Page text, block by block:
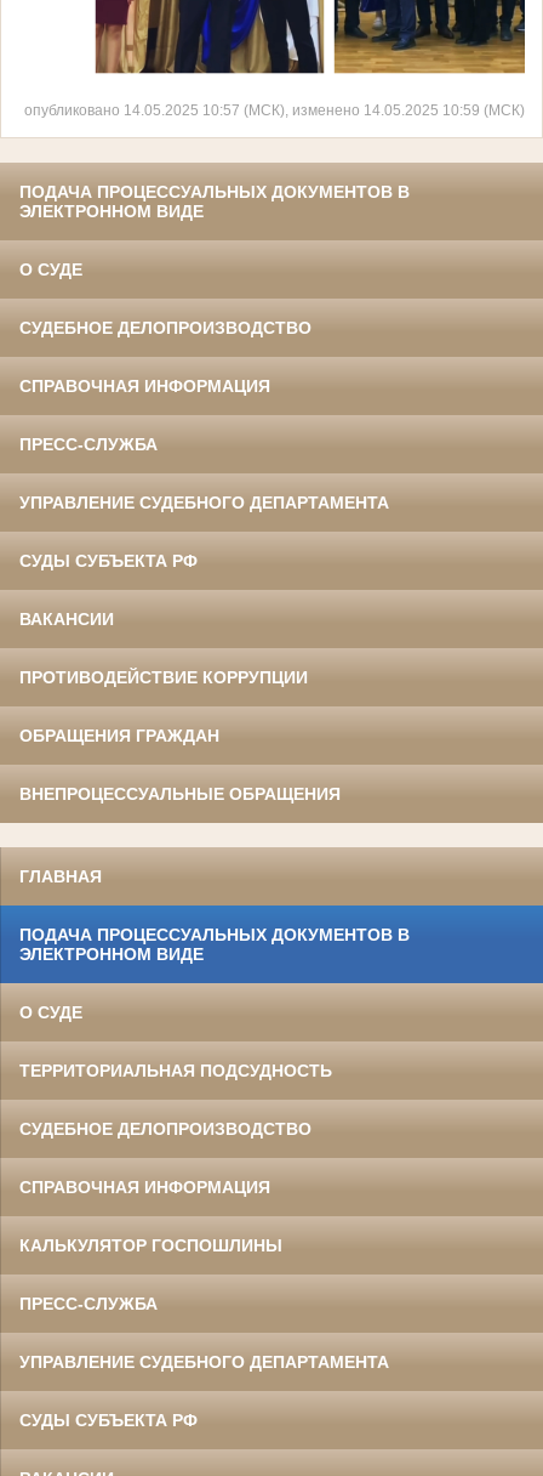
опубликовано 14.05.2025 10:57 (МСК), изменено 14.05.2025 10:59 (МСК)
ПОДАЧА ПРОЦЕССУАЛЬНЫХ ДОКУМЕНТОВ В
ЭЛЕКТРОННОМ ВИДЕ
О СУДЕ
СУДЕБНОЕ ДЕЛОПРОИЗВОДСТВО
СПРАВОЧНАЯ ИНФОРМАЦИЯ
ПРЕСС-СЛУЖБА
УПРАВЛЕНИЕ СУДЕБНОГО ДЕПАРТАМЕНТА
СУДЫ СУБЪЕКТА РФ
ВАКАНСИИ
ПРОТИВОДЕЙСТВИЕ КОРРУПЦИИ
ОБРАЩЕНИЯ ГРАЖДАН
ВНЕПРОЦЕССУАЛЬНЫЕ ОБРАЩЕНИЯ
ГЛАВНАЯ
ПОДАЧА ПРОЦЕССУАЛЬНЫХ ДОКУМЕНТОВ В
ЭЛЕКТРОННОМ ВИДЕ
О СУДЕ
ТЕРРИТОРИАЛЬНАЯ ПОДСУДНОСТЬ
СУДЕБНОЕ ДЕЛОПРОИЗВОДСТВО
СПРАВОЧНАЯ ИНФОРМАЦИЯ
КАЛЬКУЛЯТОР ГОСПОШЛИНЫ
ПРЕСС-СЛУЖБА
УПРАВЛЕНИЕ СУДЕБНОГО ДЕПАРТАМЕНТА
СУДЫ СУБЪЕКТА РФ